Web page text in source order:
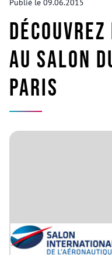
Publié le 09.06.2015
au salon
Paris